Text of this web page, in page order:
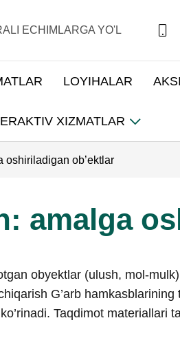
ECHIMLARGA YO'L
LOYIHALAR
XIZMATLAR
oshiriladigan ob’ektlar
amalga
obyektlar (ulush, mol-
G’arb
Taqdimot materiallari